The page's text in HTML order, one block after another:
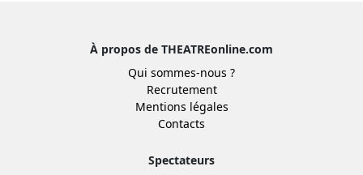
À propos de THEATREonline.com
Qui sommes-nous ?
Recrutement
Mentions légales
Contacts
Spectateurs